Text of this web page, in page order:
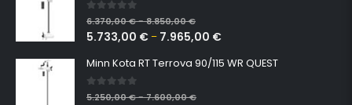
0 out of 5
6.370,00€–8.850,00€
5.733,00 € – 7.965,00 €
Minn Kota RT Terrova 90/115 WR QUEST
0 out of 5
5.250,00€–7.600,00€